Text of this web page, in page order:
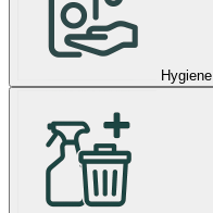
Hygiene